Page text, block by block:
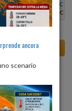
Min:18°C
Max:26°C
Min:23°C
Max:26°C
giorni
a Valle
ancora
scenario